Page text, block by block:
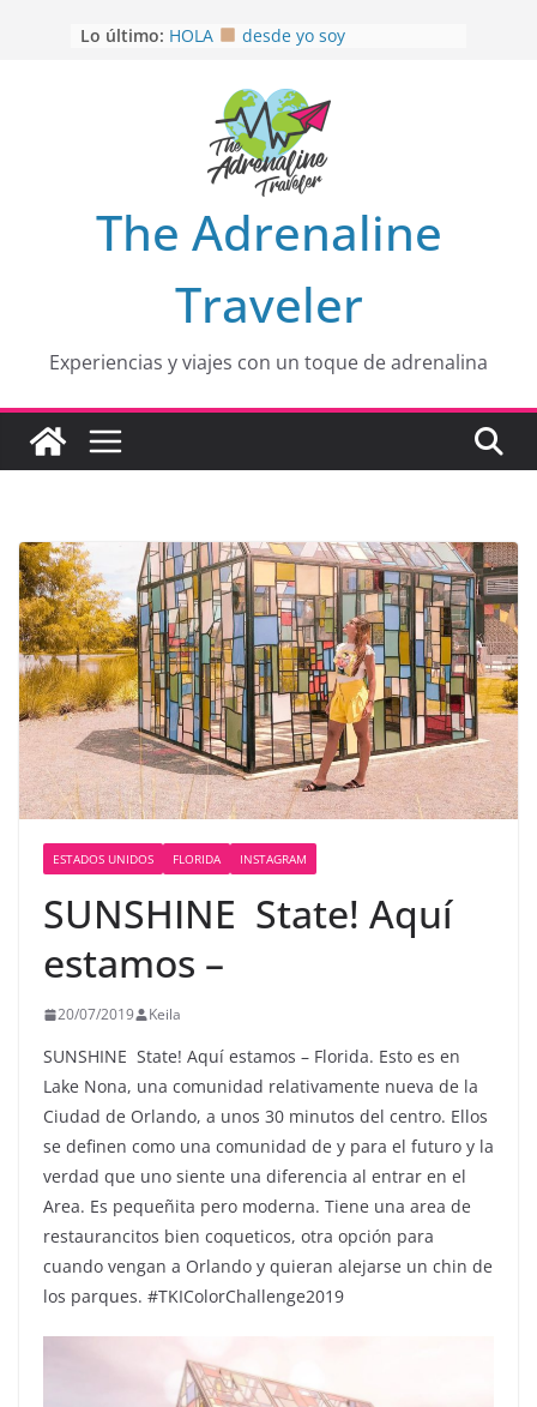
Lo último: MULITO!
Aprovechando que Wen tenía que
EL SENDERO DEL CACAO: Excelente
opción
HOSPEDAJE AL NATURALSHH !!
The Adrenaline
Traveler
Experiencias y viajes con un toque de adrenalina
ESTADOS UNIDOS FLORIDA INSTAGRAM
SUNSHINE ️ State! Aquí
estamos –
20/07/2019 Keila
SUNSHINE ️ State! Aquí estamos – Florida. Esto es en
Lake Nona, una comunidad relativamente nueva de la
Ciudad de Orlando, a unos 30 minutos del centro. Ellos
se definen como una comunidad de y para el futuro y la
verdad que uno siente una diferencia al entrar en el
Area. Es pequeñita pero moderna. Tiene una area de
restaurancitos bien coqueticos, otra opción para
cuando vengan a Orlando y quieran alejarse un chin de
los parques. #TKIColorChallenge2019